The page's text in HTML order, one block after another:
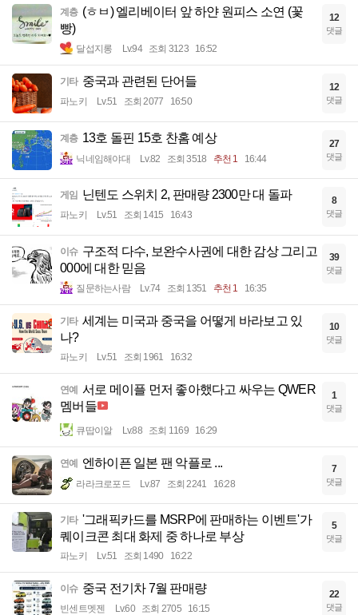
계층 (ㅎㅂ) 엘리베이터 앞 하얀 원피스 소연 (꽃
빵)
달섭지롱 Lv.94 조회 3123 16:52
12
댓글
기타 중국과 관련된 단어들
파노키 Lv.51 조회 2077 16:50
12
댓글
계층 13호 돌핀 15호 찬홈 예상
닉네임해야대 Lv.82 조회 3518 추천 1 16:44
27
댓글
게임 닌텐도 스위치 2, 판매량 2300만 대 돌파
파노키 Lv.51 조회 1415 16:43
8
댓글
이슈 구조적 다수, 보완수사권에 대한 감상 그리고
000에 대한 믿음
질문하는사람 Lv.74 조회 1351 추천 1 16:35
39
댓글
기타 세계는 미국과 중국을 어떻게 바라보고 있
나?
파노키 Lv.51 조회 1961 16:32
10
댓글
연예
서로 메이플 먼저 좋아했다고 싸우는 QWER
멤버들
큐땁이알 Lv.88 조회 1169 16:29
1
댓글
연예 엔하이픈 일본 팬 악플로 ...
라라크로포드 Lv.87 조회 2241 16:28
7
댓글
기타 '그래픽카드를 MSRP에 판매하는 이벤트'가
퀘이크콘 최대 화제 중 하나로 부상
파노키 Lv.51 조회 1490 16:22
5
댓글
이슈 중국 전기차 7월 판매량
빈센트멧젠 Lv.60 조회 2705 16:15
22
댓글